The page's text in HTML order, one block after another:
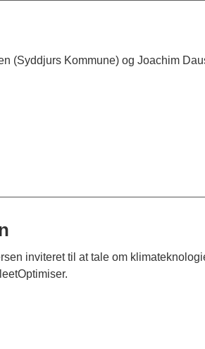
(Syddjurs Kommune) og Joachim
inviteret til at tale om